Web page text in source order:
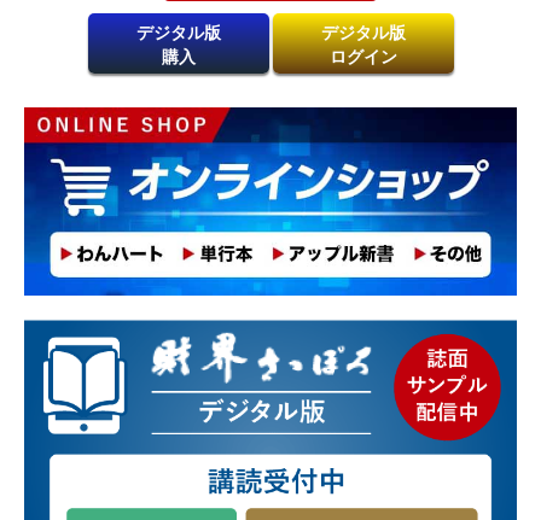
デジタル版
購入
デジタル版
ログイン